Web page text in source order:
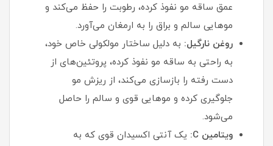
عمق ساقه مو نفوذ کرده، رطوبت را حفظ می‌کند و
موهایی سالم و براق را به ارمغان می‌آورد.
روغن نارگیل: به دلیل ساختار مولکولی خاص خود،
به راحتی به ساقه مو نفوذ کرده، پروتئین‌های از
دست رفته را بازسازی می‌کند، از ریزش مو
جلوگیری کرده و موهایی قوی و سالم را حاصل
می‌شود.
ویتامین C:
یک آنتی‌ اکسیدان قوی که به